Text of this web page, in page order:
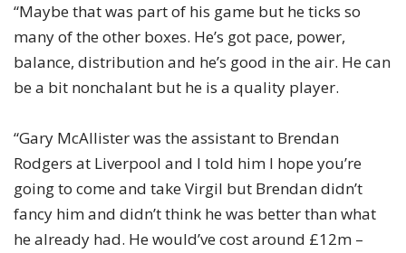
“Maybe that was part of his game but he ticks so
many of the other boxes. He’s got pace, power,
balance, distribution and he’s good in the air. He can
be a bit nonchalant but he is a quality player.
“Gary McAllister was the assistant to Brendan
Rodgers at Liverpool and I told him I hope you’re
going to come and take Virgil but Brendan didn’t
fancy him and didn’t think he was better than what
he already had. He would’ve cost around £12m –